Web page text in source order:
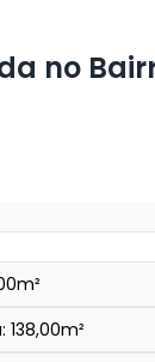
no
m²
138,00m²